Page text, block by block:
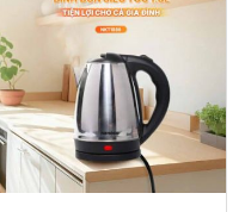
next